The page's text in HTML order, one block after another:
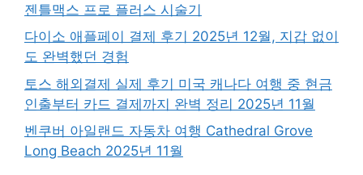
젠틀맥스 프로 플러스 시술기
다이소 애플페이 결제 후기 2025년 12월, 지갑 없이
도 완벽했던 경험
토스 해외결제 실제 후기 미국 캐나다 여행 중 현금
인출부터 카드 결제까지 완벽 정리 2025년 11월
벤쿠버 아일랜드 자동차 여행 Cathedral Grove
Long Beach 2025년 11월